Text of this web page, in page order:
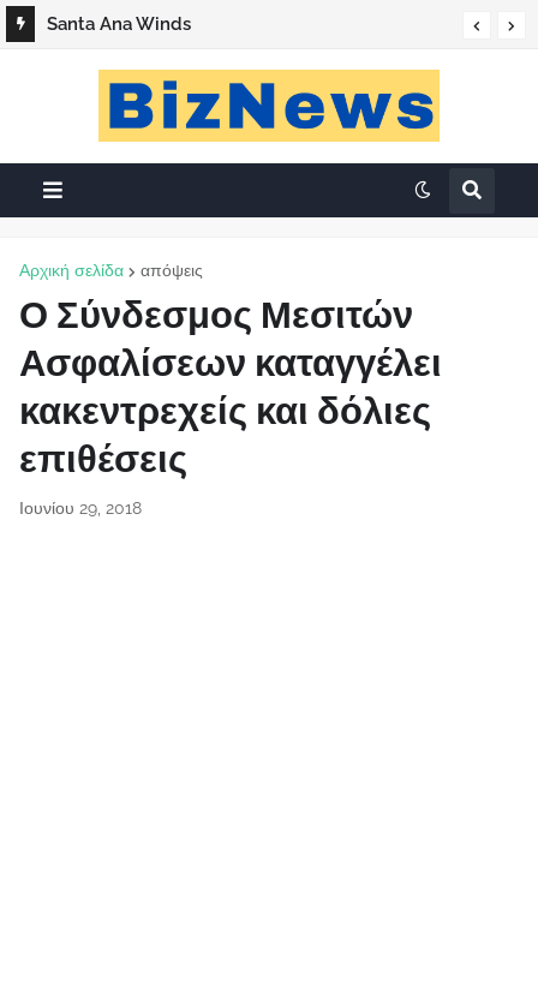
Santa Ana Winds
Αρχική σελίδα απόψεις
Ο Σύνδεσμος Μεσιτών
Ασφαλίσεων καταγγέλει
κακεντρεχείς και δόλιες
επιθέσεις
Ιουνίου 29, 2018